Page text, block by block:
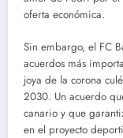
oferta económica.
Sin embargo, el FC
acuerdos más
joya de la corona
2030. Un acuerdo
canario y que
en el proyecto